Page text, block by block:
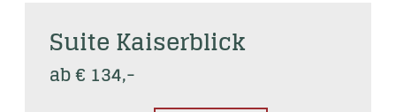
Suite Kaiserblick
ab € 134,-